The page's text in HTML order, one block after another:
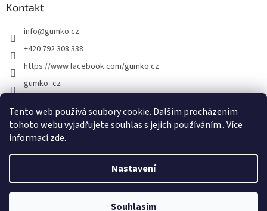
Tento web používá soubory cookie. Dalším procházením
tohoto webu vyjadřujete souhlas s jejich používáním.. Více
informacízde.
Nastavení
Souhlasím
Kontakt
info@gumko.cz
+420 792 308 338
https://www.facebook.com/gumko.cz
gumko_cz
Vytvořil Shoptet
Gumko.cz. Všechna práva vyhrazena.